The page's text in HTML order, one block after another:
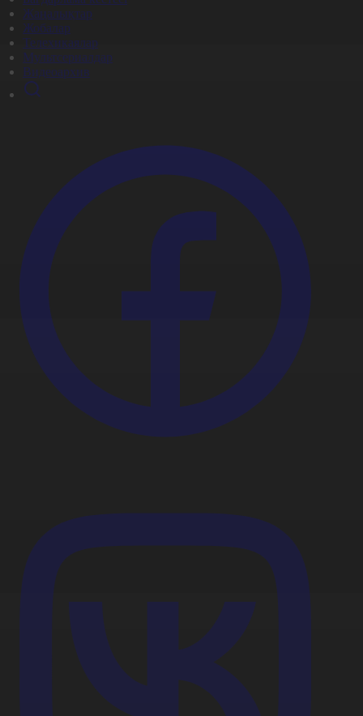
Жаңалықтар
Жобалар
Телехикаялар
Мультсериалдар
Видеоархив